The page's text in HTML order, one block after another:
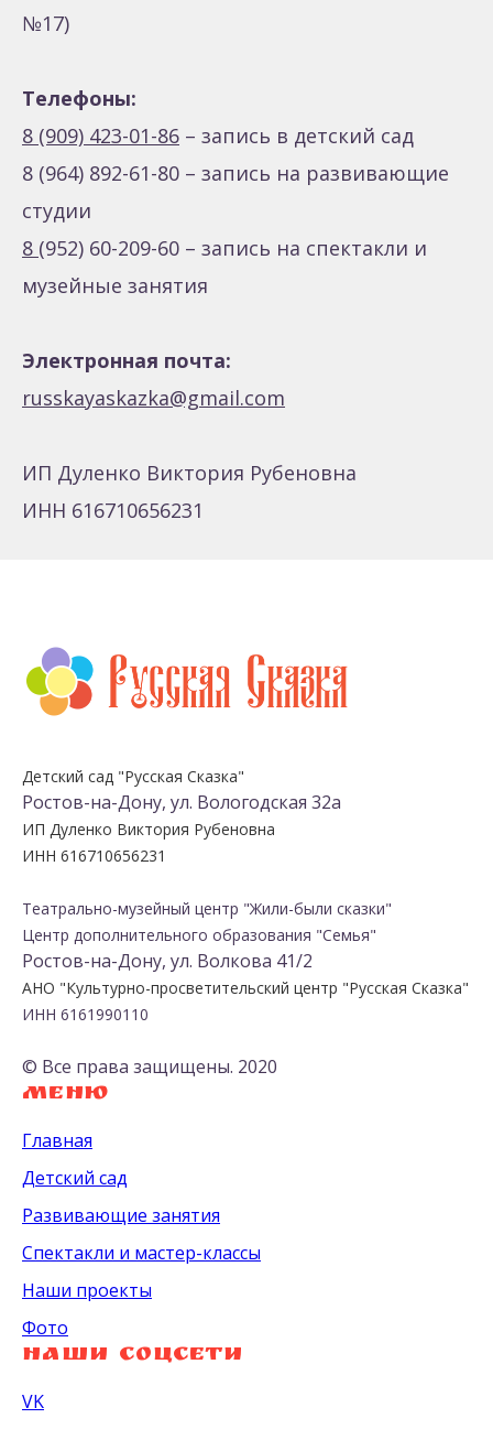
№17)
Телефоны:
8 (909) 423-01-86 – запись в детский сад
8 (964) 892-61-80 – запись на развивающие
студии
8 (952) 60-209-60 – запись на спектакли и
музейные занятия
Электронная почта:
russkayaskazka@gmail.com
ИП Дуленко Виктория Рубеновна
ИНН 616710656231
Детский сад "Русская Сказка"
Ростов-на-Дону, ул. Вологодская 32а
ИП Дуленко Виктория Рубеновна
ИНН 616710656231
Театрально-музейный центр "Жили-были сказки"
Центр дополнительного образования "Семья"
Ростов-на-Дону, ул. Волкова 41/2
АНО "Культурно-просветительский центр "Русская Сказка"
ИНН 6161990110
© Все права защищены. 2020
МЕНЮ
Главная
Детский сад
Развивающие занятия
Спектакли и мастер-классы
Наши проекты
Фото
Наши соцсети
VK